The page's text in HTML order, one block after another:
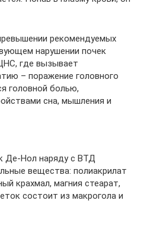
рекомендуемых
нарушении почек
где вызывает
– поражение головного
головной болью,
сна, мышления и
Де-Нол наряду с ВТД
вещества: полиакрилат
крахмал, магния стеарат,
состоит из макрогола и